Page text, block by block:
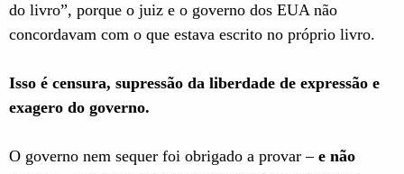
do livro”, porque o juiz e o governo dos EUA não
concordavam com o que estava escrito no próprio livro.
Isso é censura, supressão da liberdade de expressão e
exagero do governo.
O governo nem sequer foi obrigado a provar – e não